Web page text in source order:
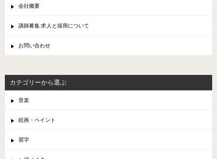
会社概要
講師募集 求人と採用について
お問い合わせ
カテゴリーから選ぶ
音楽
絵画・ペイント
習字